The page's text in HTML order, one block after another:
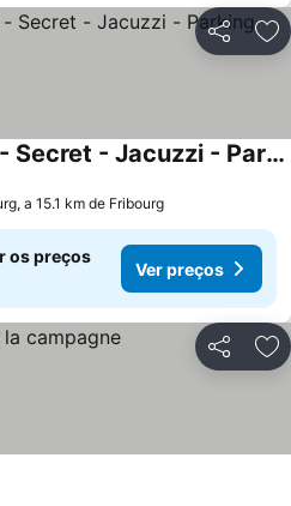
Partilhar
L'élégance - Charme - Secret - Jacuzzi - Parking
a 15.1 km de Fribourg
os preços
Ver preços
Partilhar